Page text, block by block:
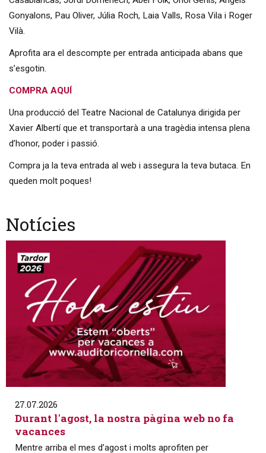
Gonyalons, Pau Oliver, Júlia Roch, Laia Valls, Rosa Vila i Roger
Vilà.
Aprofita ara el descompte per entrada anticipada abans que
s’esgotin.
COMPRA AQUÍ
Una producció del Teatre Nacional de Catalunya dirigida per
Xavier Albertí que et transportarà a una tragèdia intensa plena
d’honor, poder i passió.
Compra ja la teva entrada al web i assegura la teva butaca. En
queden molt poques!
Notícies
27.07.2026
Durant l'agost, la nostra pàgina web no fa
vacances
Mentre arriba el mes d’agost i molts aprofiten per